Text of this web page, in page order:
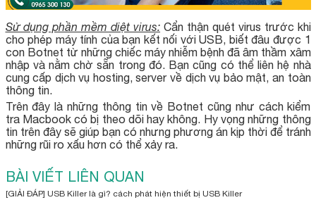
Sử dụng phần mềm diệt virus: Cẩn thận quét virus trước khi
cho phép máy tính của bạn kết nối với USB, biết đâu được 1
con Botnet từ những chiếc máy nhiễm bệnh đã âm thầm xâm
nhập và nằm chờ sẵn trong đó. Bạn cũng có thể liên hệ nhà
cung cấp dịch vụ hosting, server về dịch vụ bảo mật, an toàn
thông tin.
Trên đây là những thông tin về Botnet cũng như cách kiểm
tra Macbook có bị theo dõi hay không. Hy vọng những thông
tin trên đây sẽ giúp bạn có nhưng phương án kịp thời để tránh
những rũi ro xấu hơn có thể xảy ra.
BÀI VIẾT LIÊN QUAN
[GIẢI ĐÁP] USB Killer là gì? cách phát hiện thiết bị USB Killer